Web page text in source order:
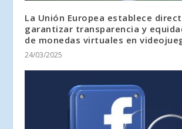
La Unión Europea establece
garantizar transparencia y
de monedas virtuales en
24/03/2025